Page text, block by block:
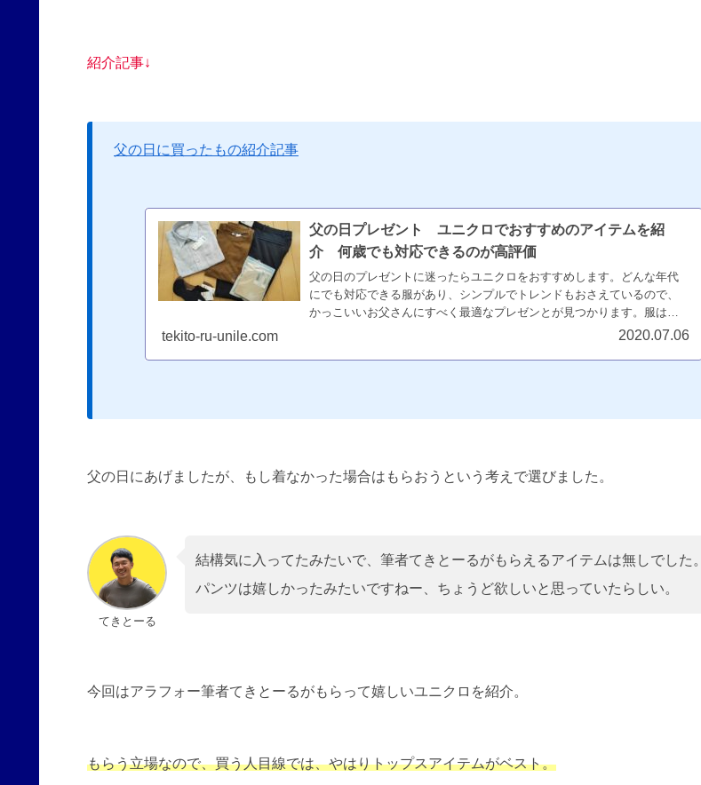
紹介記事↓
父の日に買ったもの紹介記事
父の日プレゼント ユニクロでおすすめのアイテムを紹
介 何歳でも対応できるのが高評価
父の日のプレゼントに迷ったらユニクロをおすすめします。どんな年代
にでも対応できる服があり、シンプルでトレンドもおさえているので、
かっこいいお父さんにすべく最適なプレゼンとが見つかります。服はユ
ニクロで、小物や靴はちょっと良いものをプレゼントするのがおすすめ
tekito-ru-unile.com 2020.07.06
父の日にあげましたが、もし着なかった場合はもらおうという考えで選びました。
てきとーる
結構気に入ってたみたいで、筆者てきとーるがもらえるアイテムは無しでした。
パンツは嬉しかったみたいですねー、ちょうど欲しいと思っていたらしい。
今回はアラフォー筆者てきとーるがもらって嬉しいユニクロを紹介。
もらう立場なので、買う人目線では、やはりトップスアイテムがベスト。